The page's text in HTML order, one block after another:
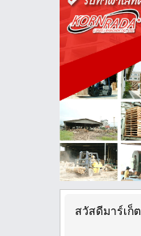
สวัสดีมาร์เก็ต